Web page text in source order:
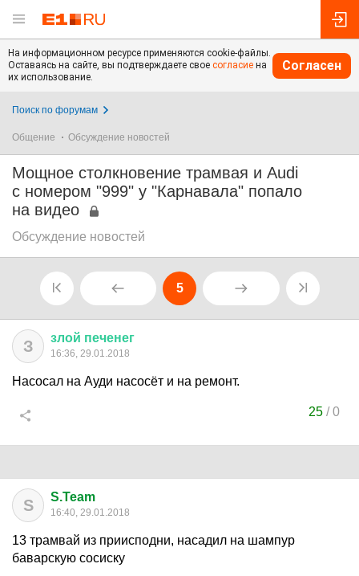
На информационном ресурсе применяются cookie-файлы.
Оставаясь на сайте, вы подтверждаете свое согласие на
их использование.
Согласен
Поиск по форумам
Общение Обсуждение новостей
Мощное столкновение трамвая и Audi
с номером "999" у "Карнавала" попало
на видео
Обсуждение новостей
5
З злой печенег
16:36, 29.01.2018
Насосал на Ауди насосёт и на ремонт.
25 /0
S S.Team
16:40, 29.01.2018
13 трамвай из приисподни, насадил на шампур
баварскую сосиску